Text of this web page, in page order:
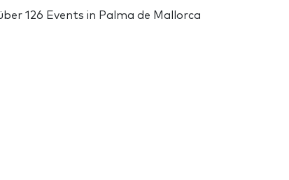
126 Events in Palma de Mallorca